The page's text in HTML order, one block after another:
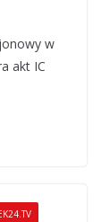
w
akt IC